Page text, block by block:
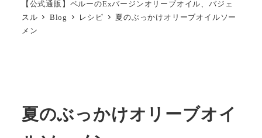
【公式通販】ペルーのExバージンオリーブオイル、バジェ
スル
Blog レシピ
夏のぶっかけオリーブオイルソー
メン
夏のぶっかけオリーブオイ